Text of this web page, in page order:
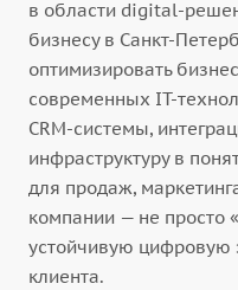
в области digital-
бизнесу в Санкт-
оптимизировать
современных IT-
CRM-системы,
инфраструктуру в
для продаж,
компании — не просто
устойчивую цифровую
клиента.